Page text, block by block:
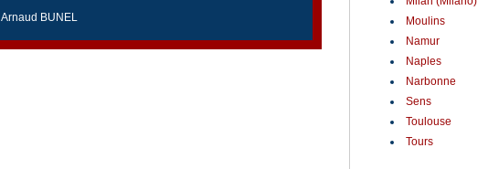
Arnaud BUNEL
Moulins
Namur
Naples
Narbonne
Sens
Toulouse
Tours